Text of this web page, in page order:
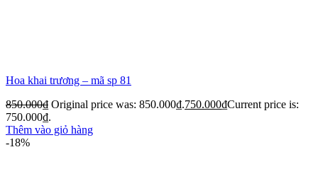
Hoa khai trương – mã sp 81
850.000₫ Original price was: 850.000₫.750.000₫Current price is:
750.000₫.
Thêm vào giỏ hàng
-18%